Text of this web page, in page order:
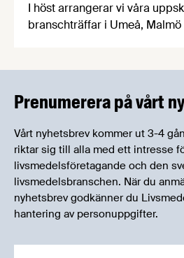
I höst arrangerar vi våra
branschträffar i Umeå,
Prenumerera på vårt
Vårt nyhetsbrev kommer ut 3-4
riktar sig till alla med ett intresse
livsmedelsföretagande och den
livsmedelsbranschen. När du
nyhetsbrev godkänner du
hantering av personuppgifter.